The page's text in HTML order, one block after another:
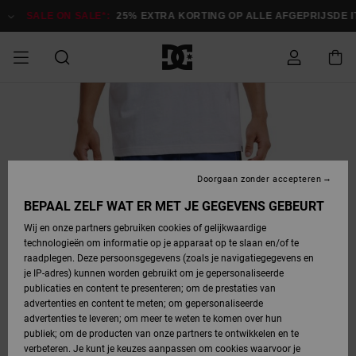
Productinformatie
SALE ON SALE*: 25% EXTRA KORTING OP ALLE AFGEPRIJSDE
Schoenen
Kleding
Accessoires
SNOW
T-Shirts
Jasjes &
DAMES SALE
Schoenen
Snow
KINDEREN
Sale schoenen
Kleding
Sale
Sale snow-
artikelen
Jasjes &
jassen
Stag
Court Graffik
Lynx
Pure
Net
Alles
HIGHLIGHTS
Astrix
Ducati
DC Command
Manteca
Construct
Ascend
SCHOENEN
Nieuwe
Slippers
Winterlaarzen
KLEDING
Nieuwe
Overhemden
Jeans
ACCESSOIRES
Petten &
rugzakken
Alles
weergeven
DAMES
Chelsea
Court Graffik
View All
HIGHLIGHTS
Pixie
Astrix
DC Command
Manteca
Best Sellers
SCHOENEN
Nieuwe
Slippers
KLEDING
Snowboardjassen
Snowboardbroeken
Alles
KINDEREN
Court Graffik
Pure
Stag
SCHOENEN
Nieuwe
Sneakers
Alles
weergeven
KLEDING
Nieuwe
sweatshirts
Jasjes &
jassen
Overhemden
ACCESSOIRES
Petten &
rugzakken
Alles
weergeven
SKATE
Skateschoenen
Alles
GEMEENSCHAP
Team
COURT
Snowboardjassen
Snowboardbroeken
Winterlaarzen
Polair fleeces
& softshells
DAMES
Snowboardjassen
Snowboardbroeken
Accessoires
Alles
weergeven
SNOWBOARDSHOP
Boots
Snowboardjassen
Snowboardbroeken
Mutsen
Alles
weergeven
Retouren
Betaling
Giftcard
Quiksilver
BEPAAL ZELF WAT ER MET JE GEGEVENS GEBEURT
Wij en onze partners gebruiken cookies of gelijkwaardige
technologieën om informatie op je apparaat op te slaan en/of te
raadplegen. Deze persoonsgegevens (zoals je navigatiegegevens en
je IP-adres) kunnen worden gebruikt om je gepersonaliseerde
publicaties en content te presenteren; om de prestaties van
advertenties en content te meten; om gepersonaliseerde
advertenties te leveren; om meer te weten te komen over hun
publiek; om de producten van onze partners te ontwikkelen en te
verbeteren. Je kunt je keuzes aanpassen om cookies waarvoor je
Doorgaan zonder accepteren